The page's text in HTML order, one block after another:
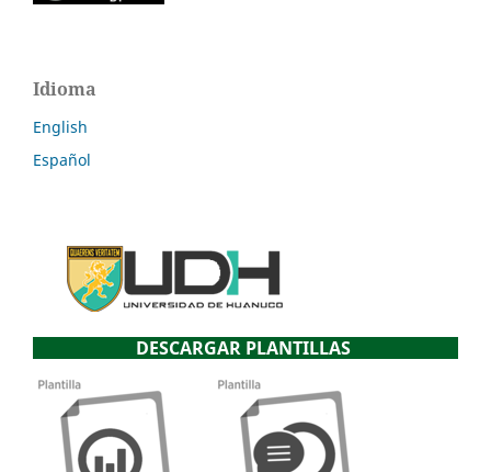
Idioma
English
Español
DESCARGAR PLANTILLAS